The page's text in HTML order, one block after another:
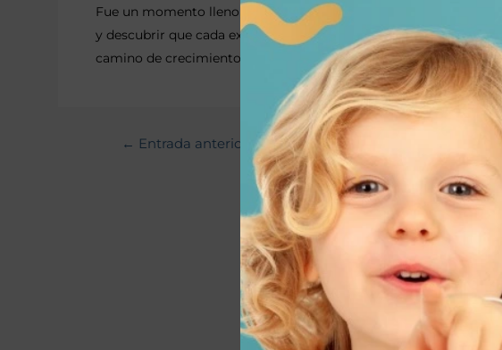
Fue un momento lleno de imaginación, escucha y diálogo, en el
y descubrir que cada experiencia —incluso los tropiezos—
camino de crecimiento.
← Entrada anterior